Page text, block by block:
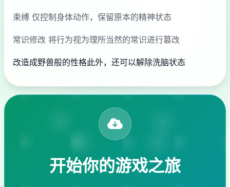
束缚 仅控制身体动作，保留原本的精神状态
常识修改 将行为视为理所当然的常识进行篡改
改造成野兽般的性格此外，还可以解除洗脑状态
开始你的游戏之旅